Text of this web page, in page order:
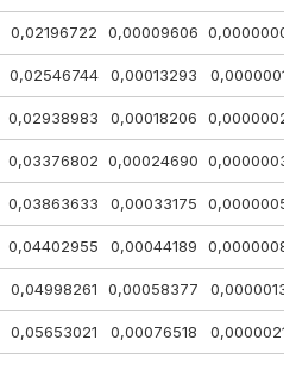
0,02196722 0,00009606
0,02546744 0,00013293 0,00000012
0,02938983 0,00018206
0,03376802 0,00024690
0,03863633 0,00033175
0,04402955 0,00044189
0,04998261 0,00058377 0,00000139
0,05653021 0,00076518 0,00000215